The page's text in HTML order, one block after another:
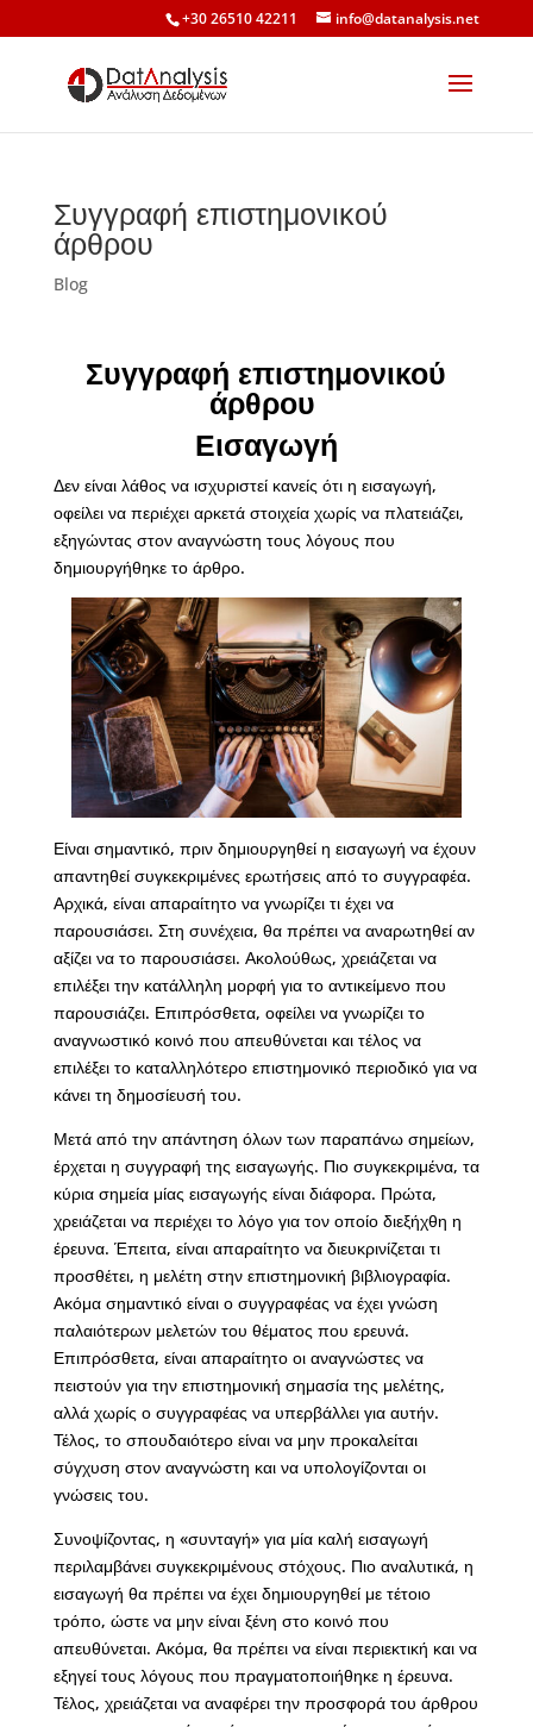
+30 26510 42211 info@datanalysis.net
Συγγραφή επιστημονικού
άρθρου
Blog
Συγγραφή επιστημονικού
άρθρου
Εισαγωγή
Δεν είναι λάθος να ισχυριστεί κανείς ότι η εισαγωγή,
οφείλει να περιέχει αρκετά στοιχεία χωρίς να πλατειάζει,
εξηγώντας στον αναγνώστη τους λόγους που
δημιουργήθηκε το άρθρο.
Είναι σημαντικό, πριν δημιουργηθεί η εισαγωγή να έχουν
απαντηθεί συγκεκριμένες ερωτήσεις από το συγγραφέα.
Αρχικά, είναι απαραίτητο να γνωρίζει τι έχει να
παρουσιάσει. Στη συνέχεια, θα πρέπει να αναρωτηθεί αν
αξίζει να το παρουσιάσει. Ακολούθως, χρειάζεται να
επιλέξει την κατάλληλη μορφή για το αντικείμενο που
παρουσιάζει. Επιπρόσθετα, οφείλει να γνωρίζει το
αναγνωστικό κοινό που απευθύνεται και τέλος να
επιλέξει το καταλληλότερο επιστημονικό περιοδικό για να
κάνει τη δημοσίευσή του.
Μετά από την απάντηση όλων των παραπάνω σημείων,
έρχεται η συγγραφή της εισαγωγής. Πιο συγκεκριμένα, τα
κύρια σημεία μίας εισαγωγής είναι διάφορα. Πρώτα,
χρειάζεται να περιέχει το λόγο για τον οποίο διεξήχθη η
έρευνα. Έπειτα, είναι απαραίτητο να διευκρινίζεται τι
προσθέτει, η μελέτη στην επιστημονική βιβλιογραφία.
Ακόμα σημαντικό είναι ο συγγραφέας να έχει γνώση
παλαιότερων μελετών του θέματος που ερευνά.
Επιπρόσθετα, είναι απαραίτητο οι αναγνώστες να
πειστούν για την επιστημονική σημασία της μελέτης,
αλλά χωρίς ο συγγραφέας να υπερβάλλει για αυτήν.
Τέλος, το σπουδαιότερο είναι να μην προκαλείται
σύγχυση στον αναγνώστη και να υπολογίζονται οι
γνώσεις του.
Συνοψίζοντας, η «συνταγή» για μία καλή εισαγωγή
περιλαμβάνει συγκεκριμένους στόχους. Πιο αναλυτικά, η
εισαγωγή θα πρέπει να έχει δημιουργηθεί με τέτοιο
τρόπο, ώστε να μην είναι ξένη στο κοινό που
απευθύνεται. Ακόμα, θα πρέπει να είναι περιεκτική και να
εξηγεί τους λόγους που πραγματοποιήθηκε η έρευνα.
Τέλος, χρειάζεται να αναφέρει την προσφορά του άρθρου